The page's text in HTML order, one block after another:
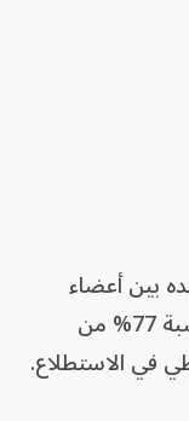
بين أعضاء
حزبه، حصل بايدن على دعم هائل بنسبة 77% من
في الاستطلاع.